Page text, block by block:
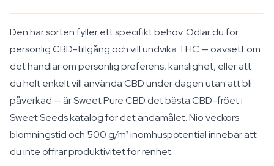
Den här sorten fyller ett specifikt behov. Odlar du för
personlig CBD-tillgång och vill undvika THC — oavsett om
det handlar om personlig preferens, känslighet, eller att
du helt enkelt vill använda CBD under dagen utan att bli
påverkad — är Sweet Pure CBD det bästa CBD-fröet i
Sweet Seeds katalog för det ändamålet. Nio veckors
blomningstid och 500 g/m² inomhuspotential innebär att
du inte offrar produktivitet för renhet.